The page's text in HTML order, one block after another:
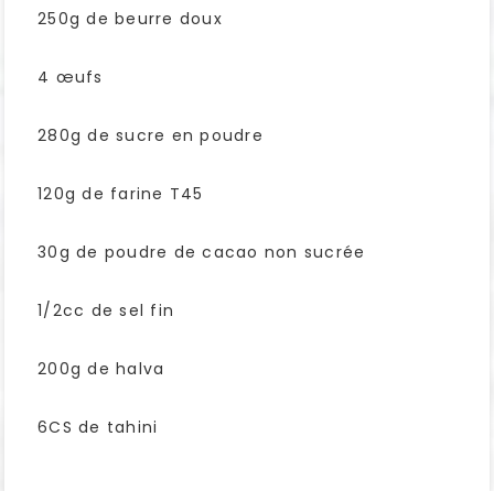
250g de beurre doux
4 œufs
280g de sucre en poudre
120g de farine T45
30g de poudre de cacao non sucrée
1/2cc de sel fin
200g de halva
6CS de tahini